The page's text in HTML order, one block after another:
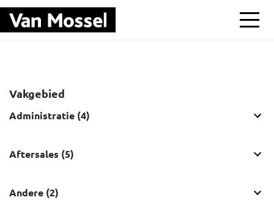
Ga naar hoofdinhoud
Vakgebied
Administratie (4)
Aftersales (5)
Andere (2)